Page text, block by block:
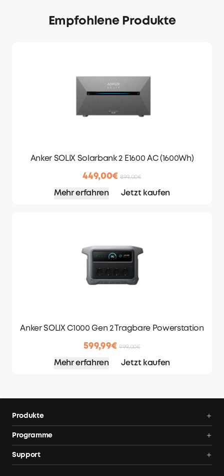
Empfohlene Produkte
Anker SOLIX Solarbank 2 E1600 AC (1600Wh)
449,00€ 899,00€
Mehr erfahren Jetzt kaufen
Anker SOLIX C1000 Gen 2 Tragbare Powerstation
599,99€ 999,00€
Mehr erfahren Jetzt kaufen
Produkte
Balkonkraftwerk mit Speicher
Programme
Blog
Support